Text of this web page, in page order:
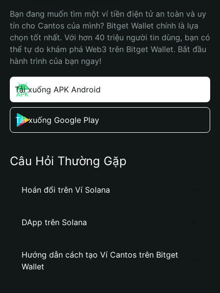
Bạn đang muốn tìm một ví tiền điện tử an toàn và uy
tín cho Cantos của mình? Bitget Wallet chính là lựa
chọn tốt nhất. Với hơn 40 triệu người tin dùng, bạn có
thể tự do khám phá Web3 trên Bitget Wallet. Bắt đầu
hành trình của bạn ngay!
Tải xuống APK Android
Tải xuống Google Play
Câu Hỏi Thường Gặp
Hoán đổi trên Ví Solana
DApp trên Solana
Hướng dẫn cách tạo Ví Cantos trên Bitget
Wallet